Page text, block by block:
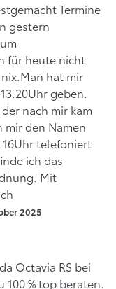
Termine
gestern
für heute nicht
hat mir
geben.
nach mir kam
mir den Namen
telefoniert
ich das
Mit
2025
Octavia RS bei
% top beraten.